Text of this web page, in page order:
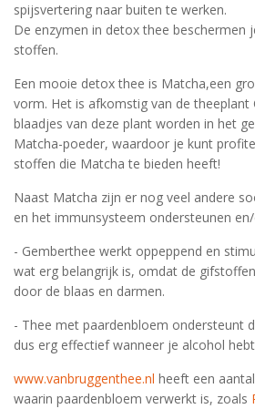
spijsvertering naar buiten te werken.
De enzymen in detox thee beschermen
stoffen.
Een mooie detox thee is Matcha,een
vorm. Het is afkomstig van de theeplant
blaadjes van deze plant worden in het
Matcha-poeder, waardoor je kunt
stoffen die Matcha te bieden heeft!
Naast Matcha zijn er nog veel andere
en het immunsysteem ondersteunen
- Gemberthee werkt oppeppend en
wat erg belangrijk is, omdat de
door de blaas en darmen.
- Thee met paardenbloem ondersteunt
dus erg effectief wanneer je alcohol
www.vanbruggenthee.nl heeft een
waarin paardenbloem verwerkt is, zoals